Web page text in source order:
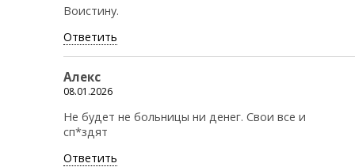
Воистину.
Ответить
Алекс
08.01.2026
Не будет не больницы ни денег. Свои все и
сп*здят
Ответить